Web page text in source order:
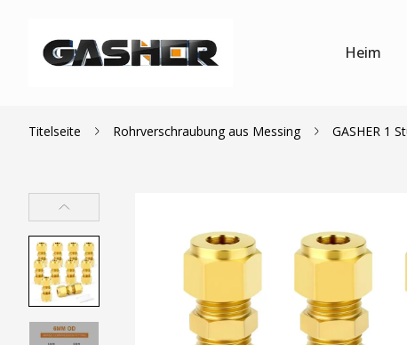
Heim
Titelseite Rohrverschraubung aus Messing GASHER 1